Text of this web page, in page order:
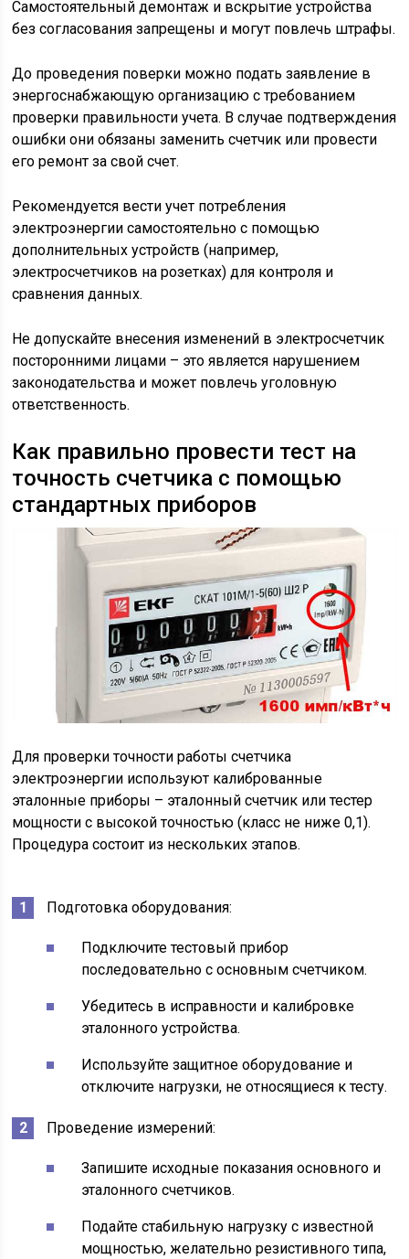
Самостоятельный демонтаж и вскрытие устройства
без согласования запрещены и могут повлечь штрафы.
До проведения поверки можно подать заявление в
энергоснабжающую организацию с требованием
проверки правильности учета. В случае подтверждения
ошибки они обязаны заменить счетчик или провести
его ремонт за свой счет.
Рекомендуется вести учет потребления
электроэнергии самостоятельно с помощью
дополнительных устройств (например,
электросчетчиков на розетках) для контроля и
сравнения данных.
Не допускайте внесения изменений в электросчетчик
посторонними лицами – это является нарушением
законодательства и может повлечь уголовную
ответственность.
Как правильно провести тест на
точность счетчика с помощью
стандартных приборов
Для проверки точности работы счетчика
электроэнергии используют калиброванные
эталонные приборы – эталонный счетчик или тестер
мощности с высокой точностью (класс не ниже 0,1).
Процедура состоит из нескольких этапов.
Подготовка оборудования:
Подключите тестовый прибор
последовательно с основным счетчиком.
Убедитесь в исправности и калибровке
эталонного устройства.
Используйте защитное оборудование и
отключите нагрузки, не относящиеся к тесту.
Проведение измерений:
Запишите исходные показания основного и
эталонного счетчиков.
Подайте стабильную нагрузку с известной
мощностью, желательно резистивного типа,